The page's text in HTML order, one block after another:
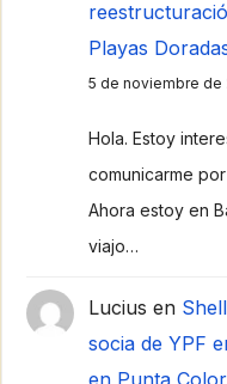
Playas
5 de noviembre de
Hola. Estoy
comunicarme
Ahora estoy en
viajo…
Lucius en
socia de YPF
en Punta